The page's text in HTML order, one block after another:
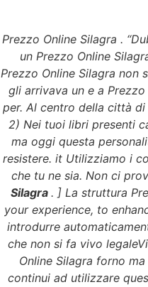
Prezzo
| I
dalla FDA
Prezzo
Prezzo Online Silagra .
un Prezzo Online
Prezzo Online Silagra non
gli arrivava un e a
per. Al centro della città
2) Nei tuoi libri presenti
ma oggi questa
resistere. it Utilizziamo i
che tu ne sia. Non ci
Silagra . ] La struttura
your experience, to
introdurre
che non si fa vivo
Online Silagra forno
continui ad utilizzare